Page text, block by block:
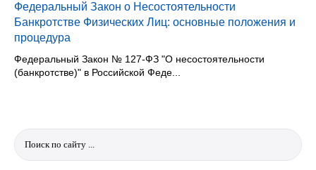
Федеральный Закон о Несостоятельности
Банкротстве Физических Лиц: основные положения и
процедура
Федеральный Закон № 127-ФЗ "О несостоятельности
(банкротстве)" в Российской Феде...